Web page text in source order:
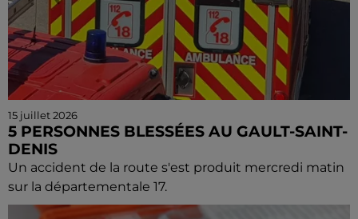
15 juillet 2026
5 PERSONNES BLESSÉES AU GAULT-SAINT-
DENIS
Un accident de la route s'est produit mercredi matin
sur la départementale 17.